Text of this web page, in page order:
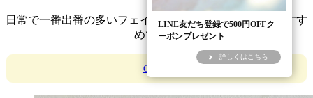
日常で一番出番の多いフェイスタオルは、ギフトにもおすす
めです。
CLICK
LINE友だち登録で500円OFFク
ーポンプレゼント
詳しくはこちら